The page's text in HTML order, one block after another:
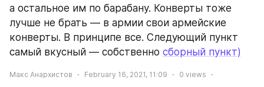
а остальное им по барабану. Конверты тоже
лучше не брать — в армии свои армейские
конверты. В принципе все. Следующий пункт
самый вкусный — собственно сборный пункт)
Макс Анархистов February 16, 2021, 11:09 0 views